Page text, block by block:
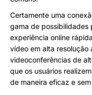
Certamente uma
gama de possibilidades
experiência online
vídeo em alta resolução
videoconferências de
que os usuários
de maneira eficaz e